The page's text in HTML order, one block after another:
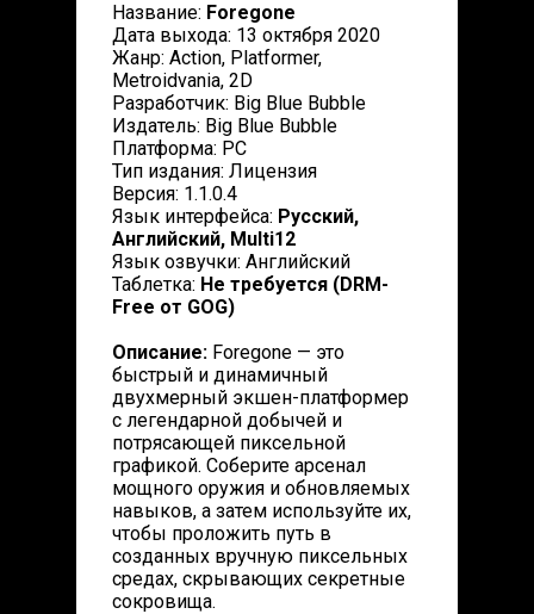
Название: Foregone
Дата выхода: 13 октября 2020
Жанр: Action, Platformer,
Metroidvania, 2D
Разработчик: Big Blue Bubble
Издатель: Big Blue Bubble
Платформа: PC
Тип издания: Лицензия
Версия: 1.1.0.4
Язык интерфейса: Русский,
Английский, Multi12
Язык озвучки: Английский
Таблетка: Не требуется (DRM-
Free от GOG)
Описание: Foregone — это
быстрый и динамичный
двухмерный экшен-платформер
с легендарной добычей и
потрясающей пиксельной
графикой. Соберите арсенал
мощного оружия и обновляемых
навыков, а затем используйте их,
чтобы проложить путь в
созданных вручную пиксельных
средах, скрывающих секретные
сокровища.